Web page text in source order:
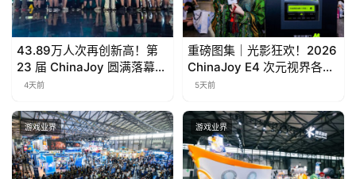
43.89万人次再创新高！第
23 届 ChinaJoy 圆满落幕：
感谢有你，共赴这场“与 AI
4天前
重磅图集｜光影狂欢！2026
ChinaJoy E4 次元视界各大
影像品牌亮点合集
5天前
游戏业界 游戏业界